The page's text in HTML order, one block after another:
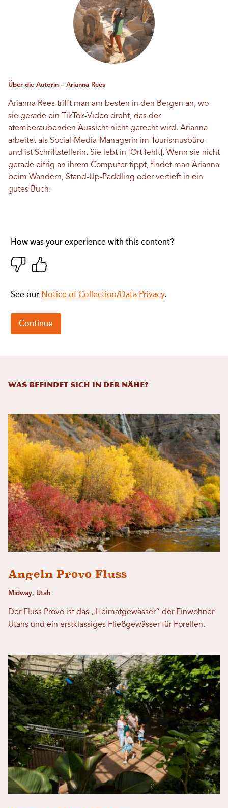
Über die Autorin – Arianna Rees
Arianna Rees trifft man am besten in den Bergen an, wo
sie gerade ein TikTok-Video dreht, das der
atemberaubenden Aussicht nicht gerecht wird. Arianna
arbeitet als Social-Media-Managerin im Tourismusbüro
und ist Schriftstellerin. Sie lebt in [Ort fehlt]. Wenn sie nicht
gerade eifrig an ihrem Computer tippt, findet man Arianna
beim Wandern, Stand-Up-Paddling oder vertieft in ein
gutes Buch.
Was befindet sich in der Nähe?
Angeln Provo Fluss
Midway, Utah
Der Fluss Provo ist das „Heimatgewässer“ der Einwohner
Utahs und ein erstklassiges Fließgewässer für Forellen.